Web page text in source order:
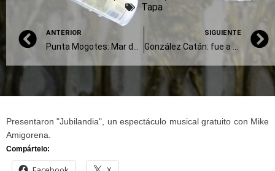
Tapa
ANTERIOR SIGUIENTE
Presentaron "Jubilandia", un espectáculo musical gratuito con Mike
Amigorena.
Compártelo: